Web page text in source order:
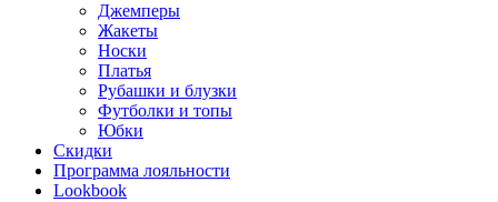
Джемперы
Жакеты
Носки
Платья
Рубашки и блузки
Футболки и топы
Юбки
Скидки
Программа лояльности
Lookbook